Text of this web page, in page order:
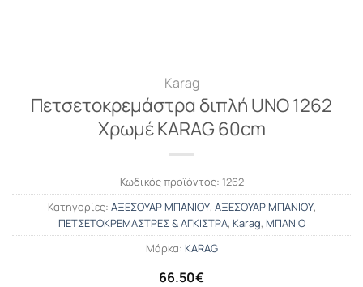
Karag
Πετσετοκρεμάστρα διπλή UNO 1262
Χρωμέ KARAG 60cm
Κωδικός προϊόντος: 1262
Κατηγορίες: ΑΞΕΣΟΥΑΡ ΜΠΑΝΙΟΥ, ΑΞΕΣΟΥΑΡ ΜΠΑΝΙΟΥ,
ΠΕΤΣΕΤΟΚΡΕΜΑΣΤΡΕΣ & ΑΓΚΙΣΤΡΑ, Karag, ΜΠΑΝΙΟ
Μάρκα: KARAG
66.50€